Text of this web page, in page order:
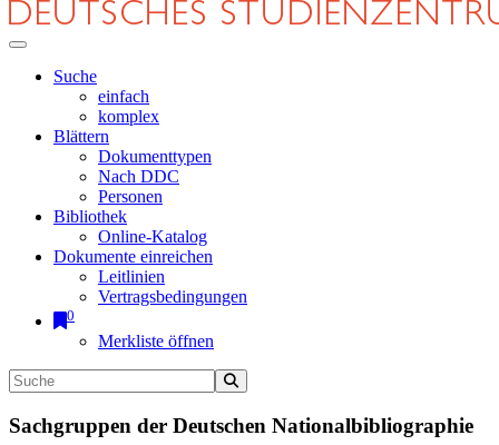
Suche
einfach
komplex
Blättern
Dokumenttypen
Nach DDC
Personen
Bibliothek
Online-Katalog
Dokumente einreichen
Leitlinien
Vertragsbedingungen
0
Merkliste öffnen
Sachgruppen der Deutschen Nationalbibliographie